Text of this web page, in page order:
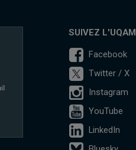
SUIVEZ L'UQAM
Facebook
Twitter / X
Instagram
YouTube
LinkedIn